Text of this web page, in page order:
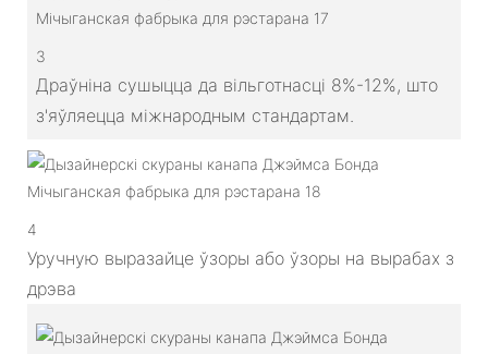
3
Драўніна сушыцца да вільготнасці 8%-12%, што
з'яўляецца міжнародным стандартам.
4
Уручную выразайце ўзоры або ўзоры на вырабах з
дрэва